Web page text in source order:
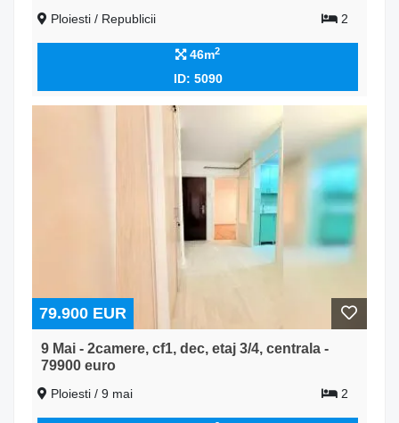
Ploiesti / Republicii 2
46m2
ID: 5090
79.900 EUR
9 Mai - 2camere, cf1, dec, etaj 3/4, centrala -
79900 euro
Ploiesti / 9 mai 2